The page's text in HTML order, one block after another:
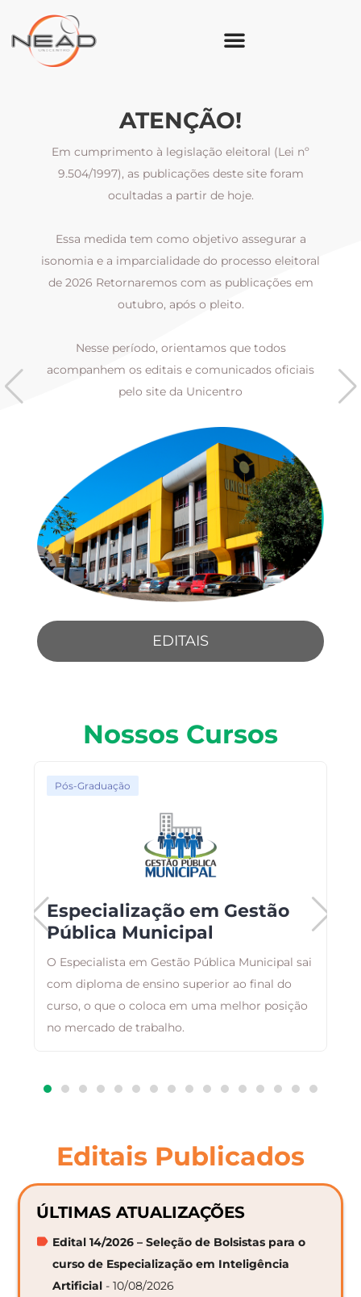
ATENÇÃO!
Em cumprimento à legislação eleitoral (Lei nº
9.504/1997), as publicações deste site foram
ocultadas a partir de hoje.
Essa medida tem como objetivo assegurar a
isonomia e a imparcialidade do processo eleitoral
de 2026 Retornaremos com as publicações em
outubro, após o pleito.
Nesse período, orientamos que todos
acompanhem os editais e comunicados oficiais
pelo site da Unicentro
EDITAIS
Nossos Cursos
Pós-Graduação
Especialização em Gestão
Pública Municipal
O Especialista em Gestão Pública Municipal sai
com diploma de ensino superior ao final do
curso, o que o coloca em uma melhor posição
no mercado de trabalho.
Editais Publicados
ÚLTIMAS ATUALIZAÇÕES
Edital 14/2026 – Seleção de Bolsistas para o
curso de Especialização em Inteligência
Artificial - 10/08/2026